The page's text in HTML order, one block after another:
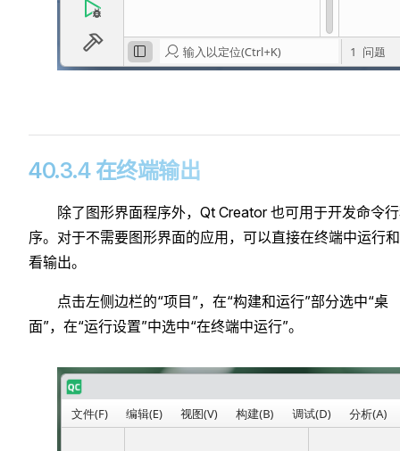
40.3.4 在终端输出
除了图形界面程序外，Qt Creator 也可用于开发命令
序。对于不需要图形界面的应用，可以直接在终端中运行
看输出。
点击左侧边栏的“项目”，在“构建和运行”部分选中“桌
面”，在“运行设置”中选中“在终端中运行”。